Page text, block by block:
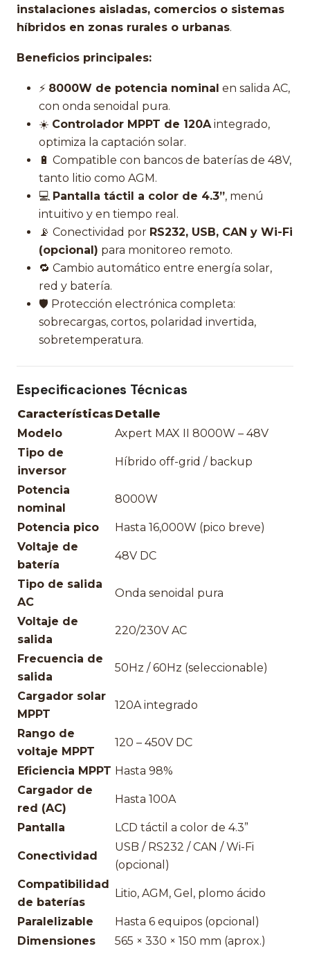
instalaciones aisladas, comercios o sistemas
híbridos en zonas rurales o urbanas.
Beneficios principales:
⚡ 8000W de potencia nominal en salida AC,
con onda senoidal pura.
☀️ Controlador MPPT de 120Aintegrado,
optimiza la captación solar.
🔋 Compatible con bancos de baterías de 48V,
tanto litio como AGM.
💻 Pantalla táctil a color de 4.3”, menú
intuitivo y en tiempo real.
📡 Conectividad por RS232, USB, CAN y Wi-Fi
(opcional) para monitoreo remoto.
🔁 Cambio automático entre energía solar,
red y batería.
🛡️ Protección electrónica completa:
sobrecargas, cortos, polaridad invertida,
sobretemperatura.
Especificaciones Técnicas
Características Detalle
Modelo
Axpert MAX II 8000W – 48V
Tipo de
inversor
Híbrido off-grid / backup
Potencia
nominal
8000W
Potencia pico
Hasta 16,000W (pico breve)
Voltaje de
batería
48V DC
Tipo de salida
AC
Onda senoidal pura
Voltaje de
salida
220/230V AC
Frecuencia de
salida
50Hz / 60Hz (seleccionable)
Cargador solar
MPPT
120A integrado
Rango de
voltaje MPPT
120 – 450V DC
Eficiencia MPPT Hasta 98%
Cargador de
red (AC)
Hasta 100A
Pantalla LCD táctil a color de 4.3”
Conectividad
USB / RS232 / CAN / Wi-Fi
(opcional)
Compatibilidad
de baterías
Litio, AGM, Gel, plomo ácido
Paralelizable
Hasta 6 equipos (opcional)
Dimensiones
565 × 330 × 150 mm (aprox.)